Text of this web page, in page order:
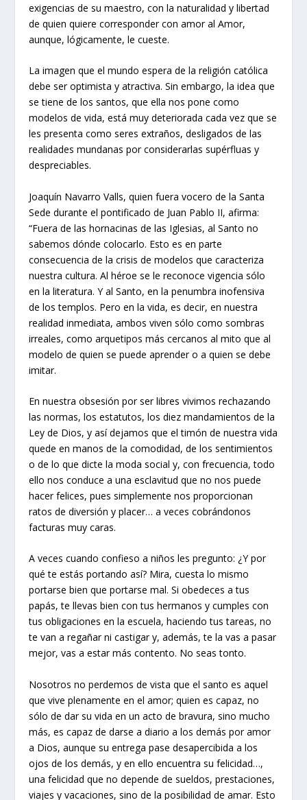
exigencias de su maestro, con la naturalidad y libertad
de quien quiere corresponder con amor al Amor,
aunque, lógicamente, le cueste.
La imagen que el mundo espera de la religión católica
debe ser optimista y atractiva. Sin embargo, la idea que
se tiene de los santos, que ella nos pone como
modelos de vida, está muy deteriorada cada vez que se
les presenta como seres extraños, desligados de las
realidades mundanas por considerarlas supérfluas y
despreciables.
Joaquín Navarro Valls, quien fuera vocero de la Santa
Sede durante el pontificado de Juan Pablo II, afirma:
“Fuera de las hornacinas de las Iglesias, al Santo no
sabemos dónde colocarlo. Esto es en parte
consecuencia de la crisis de modelos que caracteriza
nuestra cultura. Al héroe se le reconoce vigencia sólo
en la literatura. Y al Santo, en la penumbra inofensiva
de los templos. Pero en la vida, es decir, en nuestra
realidad inmediata, ambos viven sólo como sombras
irreales, como arquetipos más cercanos al mito que al
modelo de quien se puede aprender o a quien se debe
imitar.
En nuestra obsesión por ser libres vivimos rechazando
las normas, los estatutos, los diez mandamientos de la
Ley de Dios, y así dejamos que el timón de nuestra vida
quede en manos de la comodidad, de los sentimientos
o de lo que dicte la moda social y, con frecuencia, todo
ello nos conduce a una esclavitud que no nos puede
hacer felices, pues simplemente nos proporcionan
ratos de diversión y placer… a veces cobrándonos
facturas muy caras.
A veces cuando confieso a niños les pregunto: ¿Y por
qué te estás portando así? Mira, cuesta lo mismo
portarse bien que portarse mal. Si obedeces a tus
papás, te llevas bien con tus hermanos y cumples con
tus obligaciones en la escuela, haciendo tus tareas, no
te van a regañar ni castigar y, además, te la vas a pasar
mejor, vas a estar más contento. No seas tonto.
Nosotros no perdemos de vista que el santo es aquel
que vive plenamente en el amor; quien es capaz, no
sólo de dar su vida en un acto de bravura, sino mucho
más, es capaz de darse a diario a los demás por amor
a Dios, aunque su entrega pase desapercibida a los
ojos de los demás, y en ello encuentra su felicidad…,
una felicidad que no depende de sueldos, prestaciones,
viajes y vacaciones, sino de la posibilidad de amar. Esto